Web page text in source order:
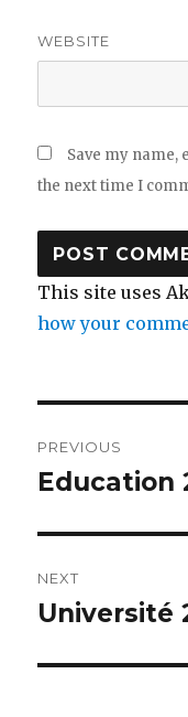
WEBSITE
Save my name,
the next time I
This site uses
how your
navigation
PREVIOUS
Previous
Education
NEXT
Next
Université